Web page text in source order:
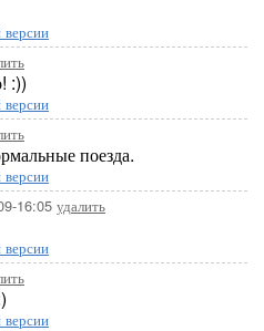
:))
поезда.
16:05 удалить